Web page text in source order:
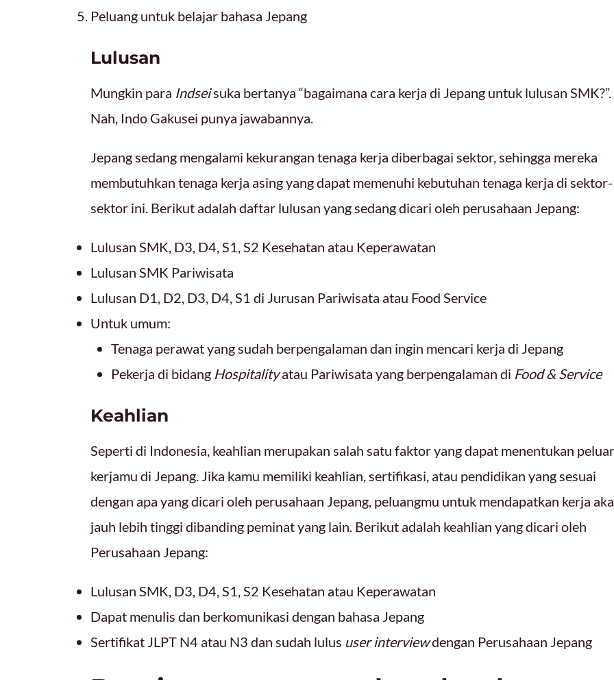
Peluang untuk belajar bahasa Jepang
Lulusan
Mungkin para Indseisuka bertanya “bagaimana cara kerja di Jepang untuk lulusan SMK?”.
Nah, Indo Gakusei punya jawabannya.
Jepang sedang mengalami kekurangan tenaga kerja diberbagai sektor, sehingga mereka
membutuhkan tenaga kerja asing yang dapat memenuhi kebutuhan tenaga kerja di sektor-
sektor ini. Berikut adalah daftar lulusan yang sedang dicari oleh perusahaan Jepang:
Lulusan SMK, D3, D4, S1, S2 Kesehatan atau Keperawatan
Lulusan SMK Pariwisata
Lulusan D1, D2, D3, D4, S1 di Jurusan Pariwisata atau Food Service
Untuk umum:
Tenaga perawat yang sudah berpengalaman dan ingin mencari kerja di Jepang
Pekerja di bidang Hospitalityatau Pariwisata yang berpengalaman di Food & Service
Keahlian
Seperti di Indonesia, keahlian merupakan salah satu faktor yang dapat menentukan
kerjamu di Jepang. Jika kamu memiliki keahlian, sertifikasi, atau pendidikan yang sesuai
dengan apa yang dicari oleh perusahaan Jepang, peluangmu untuk mendapatkan kerja
jauh lebih tinggi dibanding peminat yang lain. Berikut adalah keahlian yang dicari oleh
Perusahaan Jepang:
Lulusan SMK, D3, D4, S1, S2 Kesehatan atau Keperawatan
Dapat menulis dan berkomunikasi dengan bahasa Jepang
Sertifikat JLPT N4 atau N3 dan sudah lulus user interviewdengan Perusahaan Jepang